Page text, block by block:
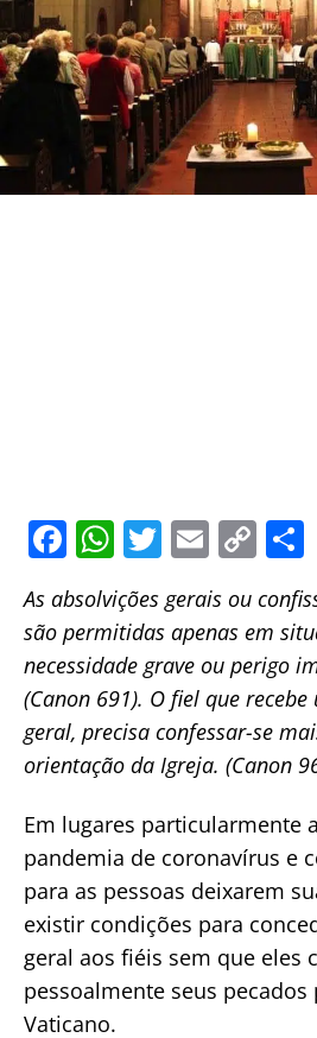
F
a
c
e
b
o
o
W
h
at
s
A
p
p
T
itt
er
E
m
ai
l
C
p
y
Li
n
k
As absolvições gerais ou
são permitidas apenas em
necessidade grave ou perigo
(Canon 691). O fiel que
geral, precisa confessar-se
orientação da Igreja. (Canon
Em lugares particularmente
pandemia de coronavírus e
para as pessoas deixarem
existir condições para
geral aos fiéis sem que eles
pessoalmente seus
Vaticano.